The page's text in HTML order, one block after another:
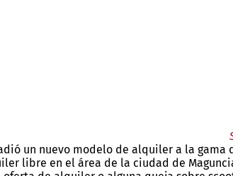
un nuevo modelo de alquiler a la
libre en el área de la ciudad de